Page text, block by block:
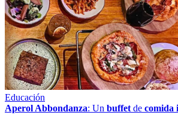
Educación
Aperol Abbondanza: Un buffet de comida